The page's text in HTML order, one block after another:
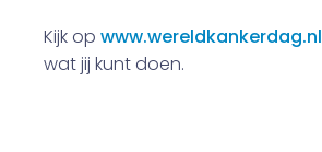
Kijk op www.wereldkankerdag.nl
wat jij kunt doen.